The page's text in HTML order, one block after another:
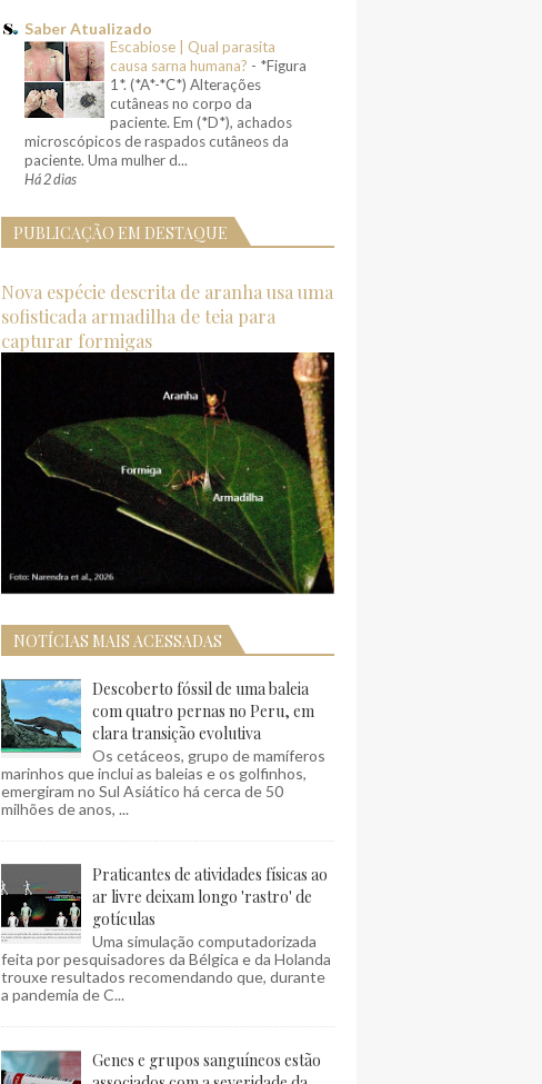
Saber Atualizado
Escabiose | Qual parasita
causa sarna humana? - *Figura
1*. (*A*-*C*) Alterações
cutâneas no corpo da
paciente. Em (*D*), achados
microscópicos de raspados cutâneos da
paciente. Uma mulher d...
Há 2 dias
PUBLICAÇÃO EM DESTAQUE
Nova espécie descrita de aranha usa uma
sofisticada armadilha de teia para
capturar formigas
NOTÍCIAS MAIS ACESSADAS
Descoberto fóssil de uma baleia
com quatro pernas no Peru, em
clara transição evolutiva
Os cetáceos, grupo de mamíferos
marinhos que inclui as baleias e os golfinhos,
emergiram no Sul Asiático há cerca de 50
milhões de anos, ...
Praticantes de atividades físicas ao
ar livre deixam longo 'rastro' de
gotículas
Uma simulação computadorizada
feita por pesquisadores da Bélgica e da Holanda
trouxe resultados recomendando que, durante
a pandemia de C...
Genes e grupos sanguíneos estão